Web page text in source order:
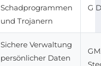
Schadprogrammen
und Trojanern
G
Sichere Verwaltung
persönlicher Daten